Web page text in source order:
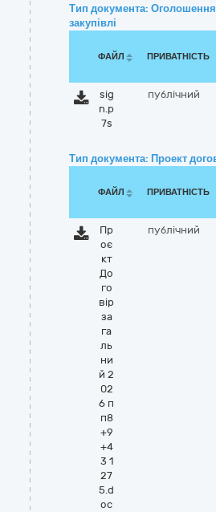
Тип документа:
закупівлі
ФАЙЛ ПРИВАТНІСТЬ
sig
n.p
7s
публічний
Тип документа: Проект
ФАЙЛ ПРИВАТНІСТЬ
Пр
оє
кт
До
го
вір
за
га
ль
ни
й 2
02
6 п
п8
+9
+4
3 1
27
5.d
oc
публічний